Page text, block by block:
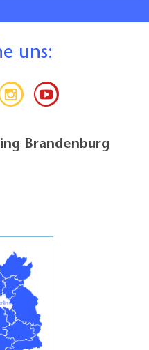
uns:
Brandenburg